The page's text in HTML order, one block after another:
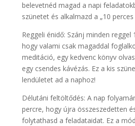
belevetnéd magad a napi
szünetet és alkalmazd a „10 perces
Reggeli énidő: Szánj minden reggel
hogy valami csak magaddal
meditáció, egy kedvenc könyv
egy csendes kávézás. Ez a kis
lendületet ad a naphoz!
Délutáni feltöltődés: A nap
percre, hogy újra összeszedetten
folytathasd a feladataidat. Ez a